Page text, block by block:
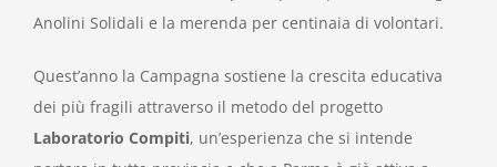
Anolini Solidali e la merenda per centinaia di volontari.
Quest’anno la Campagna sostiene la crescita educativa
dei più fragili attraverso il metodo del progetto
Laboratorio Compiti, un’esperienza che si intende